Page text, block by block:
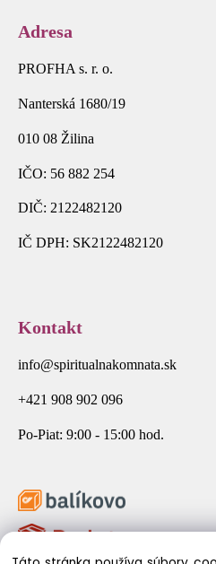
Adresa
PROFHA s. r. o.
Nanterská 1680/19
010 08 Žilina
IČO: 56 882 254
DIČ: 2122482120
IČ DPH: SK2122482120
Kontakt
info@spiritualnakomnata.sk
+421 908 902 096
Po-Piat: 9:00 - 15:00 hod.